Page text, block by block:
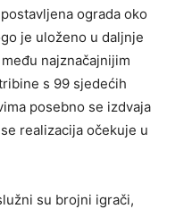
ograda oko
je uloženo u daljnje
najznačajnijim
s 99 sjedećih
posebno se izdvaja
realizacija očekuje u
su brojni igrači,